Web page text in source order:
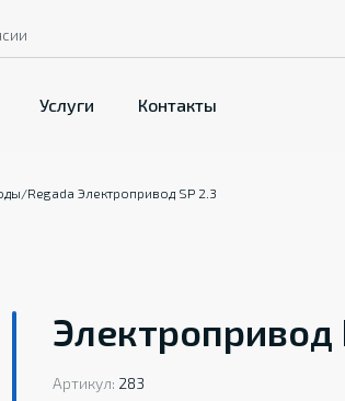
Услуги Контакты
/Regada Электропривод SP 2.3
Электропривод
Артикул: 283